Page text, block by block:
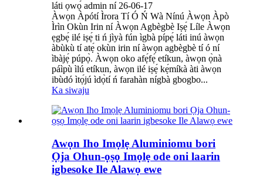
láti ọwọ́ admin ní 26-06-17
Àwọn Àpótí Ìrora Tí Ó Ń Wà Nínú Àwọn Àpò
Ìrìn Okùn Irin ní Àwọn Agbègbè Iṣẹ́ Líle Àwọn
ẹgbẹ́ ilé iṣẹ́ ti ń jìyà fún ìgbà pípẹ́ láti inú àwọn
àbùkù tí atẹ́ okùn irin ní àwọn agbègbè tí ó ní
ìbàjẹ́ púpọ̀. Àwọn oko afẹ́fẹ́ etíkun, àwọn ọ̀nà
páìpù ìlú etíkun, àwọn ilé iṣẹ́ kẹ́míkà àti àwọn
ibùdó ìtọ́jú ìdọ̀tí ń farahàn nígbà gbogbo...
Ka siwaju
Awọn Iho Imọlẹ Aluminiomu bori
Ọja Ohun-ọṣọ Imọlẹ ode oni laarin
igbesoke Ile Alawọ ewe